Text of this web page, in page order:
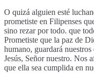
O quizá alguien esté
prometiste en Filipenses
sino rezar por todo. que
Prometiste que la paz de
humano, guardará
Jesús, Señor nuestro. Nos
que ella sea cumplida en